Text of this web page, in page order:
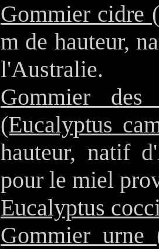
Gommier cidre
m de hauteur,
l'Australie.
Gommier
(Eucalyptus
hauteur, natif
pour le miel
Eucalyptus
Gommier urne